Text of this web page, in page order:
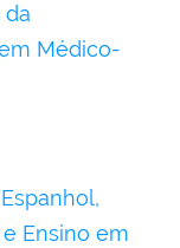
da
Médico-
Ensino em